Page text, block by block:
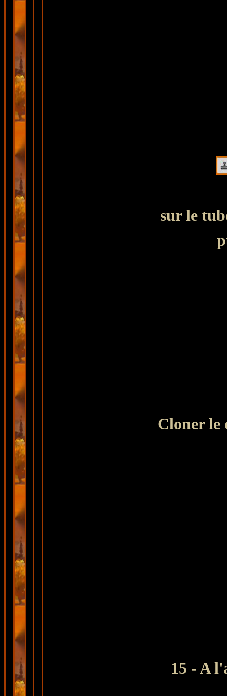
sur le
Cloner le
15 - A